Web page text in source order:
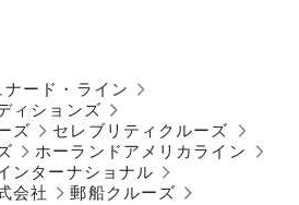
ナード・ライン
ィションズ
ズ
セレブリティクルーズ
ホーランドアメリカライン
ンターナショナル
会社
郵船クルーズ